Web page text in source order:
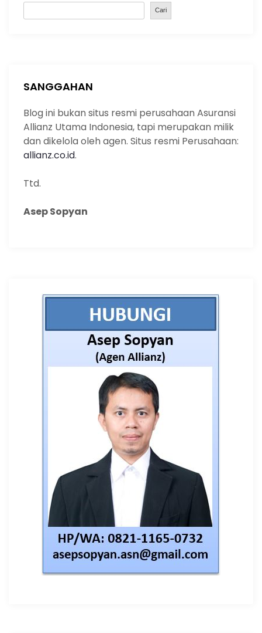
e
Cari
SANGGAHAN
Blog ini bukan situs resmi perusahaan Asuransi
Allianz Utama Indonesia, tapi merupakan milik
dan dikelola oleh agen. Situs resmi Perusahaan:
allianz.co.id.
Ttd.
Asep Sopyan